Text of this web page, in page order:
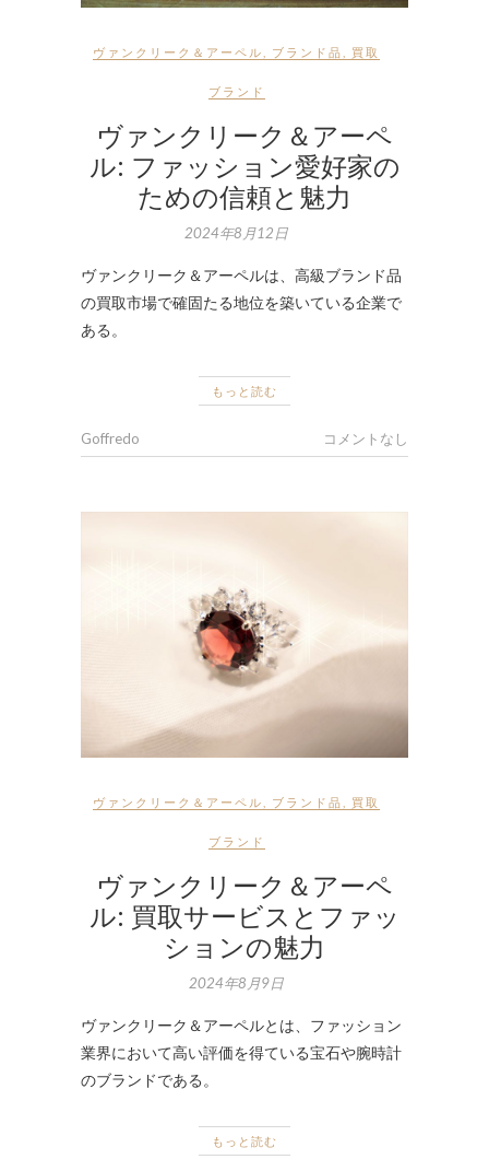
ヴァンクリーク＆アーペル ブランド品 買取
ブランド
ヴァンクリーク＆アーペ
ル: ファッション愛好家の
ための信頼と魅力
2024年8月12日
ヴァンクリーク＆アーペルは、高級ブランド品
の買取市場で確固たる地位を築いている企業で
ある。
もっと読む
Goffredo コメントなし
ヴァンクリーク＆アーペル ブランド品 買取
ブランド
ヴァンクリーク＆アーペ
ル: 買取サービスとファッ
ションの魅力
2024年8月9日
ヴァンクリーク＆アーペルとは、ファッション
業界において高い評価を得ている宝石や腕時計
のブランドである。
もっと読む